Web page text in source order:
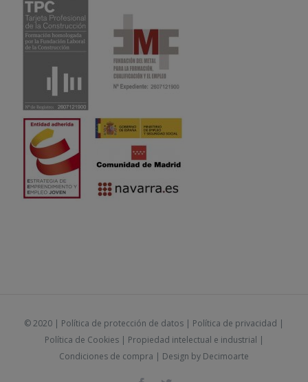
© 2020 | Política de protección de datos | Política de privacidad |
Política de Cookies| Propiedad intelectual e industrial |
Condiciones de compra | Design by Decimoarte